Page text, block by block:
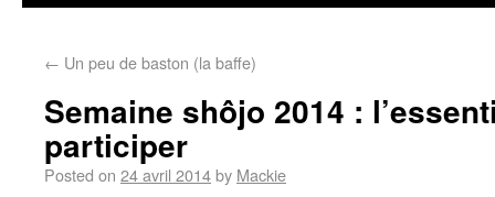
← Un peu de baston (la baffe)
Semaine shôjo 2014 :
participer
Posted on 24 avril 2014by Mackie